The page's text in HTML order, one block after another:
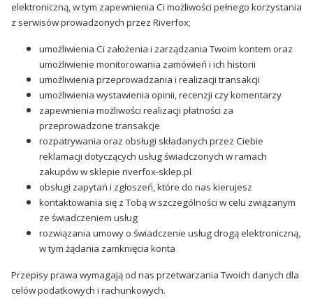
elektroniczną, w tym zapewnienia Ci możliwości pełnego korzystania
z serwisów prowadzonych przez Riverfox;
umożliwienia Ci założenia i zarządzania Twoim kontem oraz
umożliwienie monitorowania zamówień i ich historii
umożliwienia przeprowadzania i realizacji transakcji
umożliwienia wystawienia opinii, recenzji czy komentarzy
zapewnienia możliwości realizacji płatności za
przeprowadzone transakcje
rozpatrywania oraz obsługi składanych przez Ciebie
reklamacji dotyczących usług świadczonych w ramach
zakupów w sklepie riverfox-sklep.pl
obsługi zapytań i zgłoszeń, które do nas kierujesz
kontaktowania się z Tobą w szczególności w celu związanym
ze świadczeniem usług
rozwiązania umowy o świadczenie usług drogą elektroniczną,
w tym żądania zamknięcia konta
Przepisy prawa wymagają od nas przetwarzania Twoich danych dla
celów podatkowych i rachunkowych.